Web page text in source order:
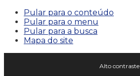
Pular para o conteúdo
Pular para o menu
Pular para a busca
Mapa do site
Alto contraste